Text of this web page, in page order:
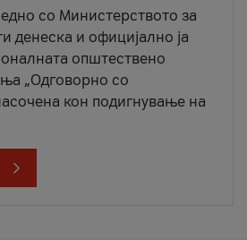
со Министерството за
денеска и официјално ја
општествено
„Одговорно со
кон подигнување на